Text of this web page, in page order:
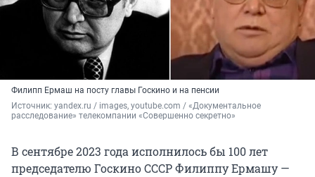
Филипп Ермаш на посту главы Госкино и на пенсии
Источник: yandex.ru / images, youtube.com / «Документальное
расследование» телекомпании «Совершенно секретно»
В сентябре 2023 года исполнилось бы 100 лет
председателю Госкино СССР Филиппу Ермашу —